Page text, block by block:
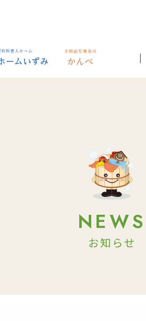
NEWS
お知らせ